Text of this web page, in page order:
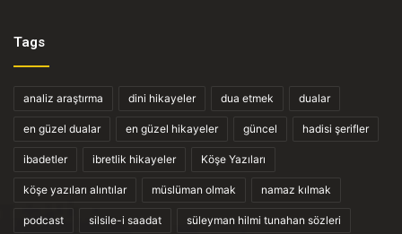
Tags
analiz araştırma dini hikayeler dua etmek dualar
en güzel dualar en güzel hikayeler güncel hadisi şerifler
ibadetler ibretlik hikayeler Köşe Yazıları
köşe yazıları alıntılar müslüman olmak namaz kılmak
podcast silsile-i saadat süleyman hilmi tunahan sözleri